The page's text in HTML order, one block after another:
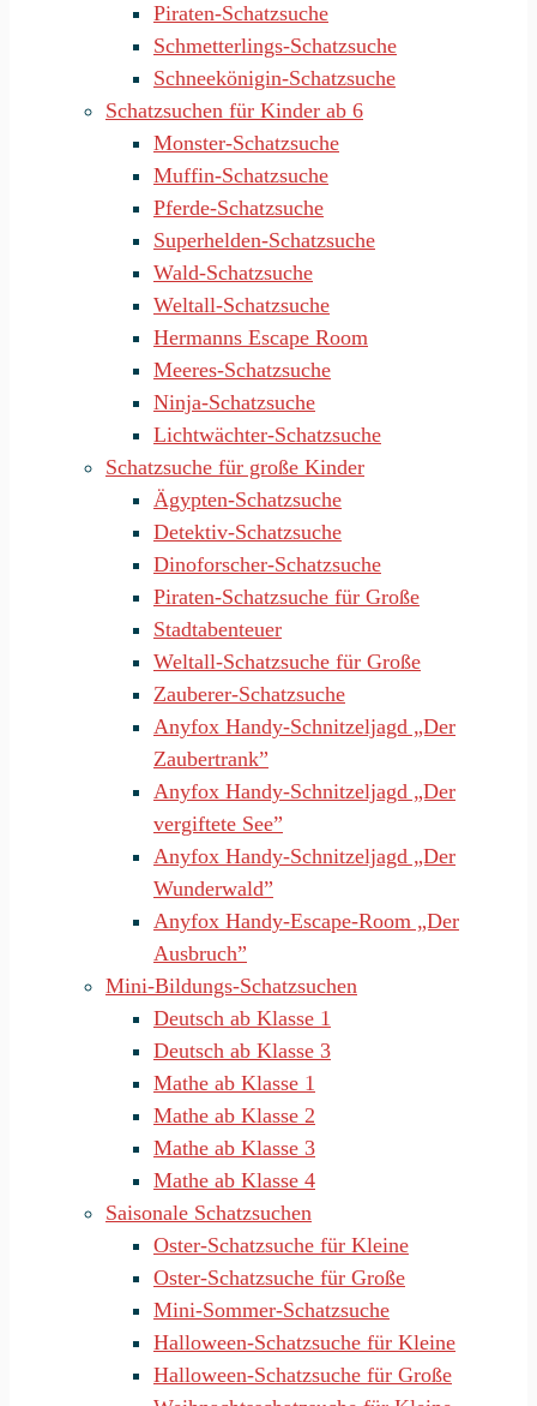
Piraten-Schatzsuche
Schmetterlings-Schatzsuche
Schneekönigin-Schatzsuche
Schatzsuchen für Kinder ab 6
Monster-Schatzsuche
Muffin-Schatzsuche
Pferde-Schatzsuche
Superhelden-Schatzsuche
Wald-Schatzsuche
Weltall-Schatzsuche
Hermanns Escape Room
Meeres-Schatzsuche
Ninja-Schatzsuche
Lichtwächter-Schatzsuche
Schatzsuche für große Kinder
Ägypten-Schatzsuche
Detektiv-Schatzsuche
Dinoforscher-Schatzsuche
Piraten-Schatzsuche für Große
Stadtabenteuer
Weltall-Schatzsuche für Große
Zauberer-Schatzsuche
Anyfox Handy-Schnitzeljagd „Der
Zaubertrank”
Anyfox Handy-Schnitzeljagd „Der
vergiftete See”
Anyfox Handy-Schnitzeljagd „Der
Wunderwald”
Anyfox Handy-Escape-Room „Der
Ausbruch”
Mini-Bildungs-Schatzsuchen
Deutsch ab Klasse 1
Deutsch ab Klasse 3
Mathe ab Klasse 1
Mathe ab Klasse 2
Mathe ab Klasse 3
Mathe ab Klasse 4
Saisonale Schatzsuchen
Oster-Schatzsuche für Kleine
Oster-Schatzsuche für Große
Mini-Sommer-Schatzsuche
Halloween-Schatzsuche für Kleine
Halloween-Schatzsuche für Große